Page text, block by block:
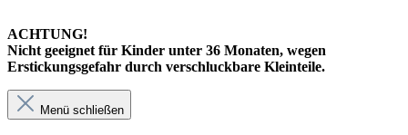
ACHTUNG!
Nicht geeignet für Kinder unter 36 Monaten, wegen
Erstickungsgefahr durch verschluckbare Kleinteile.
Menü schließen